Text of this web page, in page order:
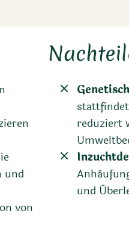
und
von
reduziert
und